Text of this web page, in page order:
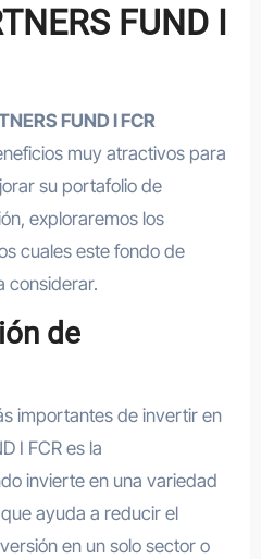
FUND I
FUND I FCR
muy atractivos para
su portafolio de
exploraremos los
cuales este fondo de
considerar.
de
importantes de invertir en
I FCR es la
invierte en una variedad
ayuda a reducir el
en un solo sector o